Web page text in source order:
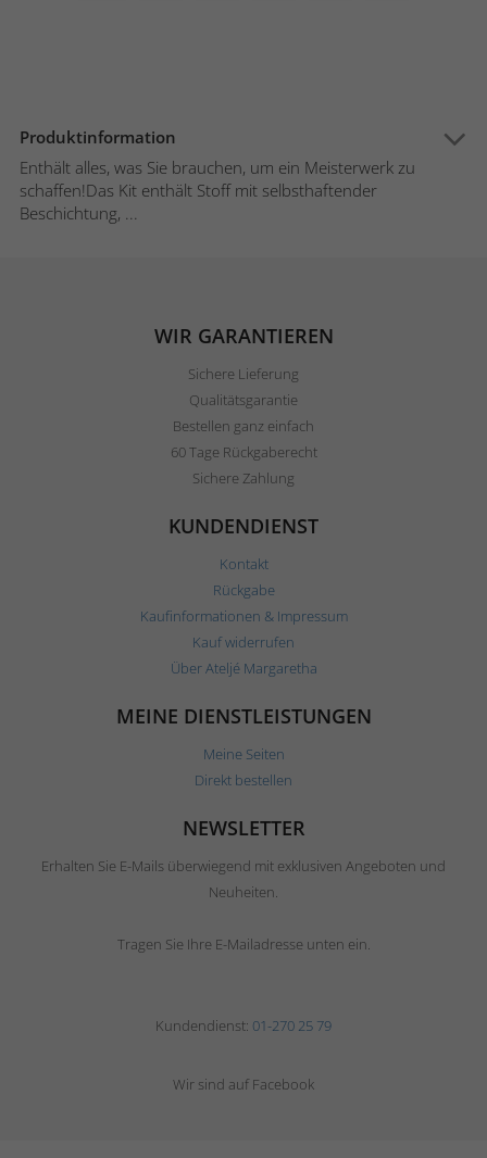
Produktinformation
Enthält alles, was Sie brauchen, um ein Meisterwerk zu
schaffen!Das Kit enthält Stoff mit selbsthaftender
Beschichtung, ...
WIR GARANTIEREN
Sichere Lieferung
Qualitätsgarantie
Bestellen ganz einfach
60 Tage Rückgaberecht
Sichere Zahlung
KUNDENDIENST
Kontakt
Rückgabe
Kaufinformationen & Impressum
Kauf widerrufen
Über Ateljé Margaretha
MEINE DIENSTLEISTUNGEN
Meine Seiten
Direkt bestellen
NEWSLETTER
Erhalten Sie E-Mails überwiegend mit exklusiven Angeboten und
Neuheiten.
Tragen Sie Ihre E-Mailadresse unten ein.
Kundendienst: 01-270 25 79
Wir sind auf Facebook